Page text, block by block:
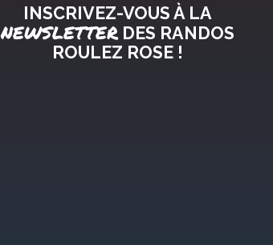
INSCRIVEZ-VOUS À LA
NEWSLETTERDES RANDOS
ROULEZ ROSE !